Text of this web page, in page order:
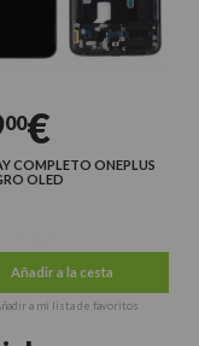
00€
COMPLETO ONEPLUS
OLED
Añadir a la cesta
a mi lista de favoritos